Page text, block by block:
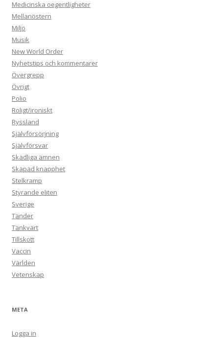
Medicinska oegentligheter
Mellanöstern
Miljö
Musik
New World Order
Nyhetstips och kommentarer
Övergrepp
Övrigt
Polio
Roligt/ironiskt
Ryssland
Självförsörjning
Självförsvar
Skadliga ämnen
Skapad knapphet
Stelkramp
Styrande eliten
Sverige
Tänder
Tänkvärt
Tillskott
Vaccin
Världen
Vetenskap
META
Logga in